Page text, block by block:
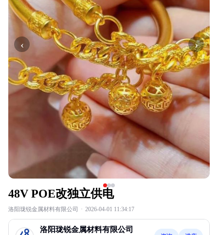
‹ ›
48V POE改独立供电
洛阳珑锐金属材料有限公司 · 2026-04-01 11:34:17
洛阳珑锐金属材料有限公司